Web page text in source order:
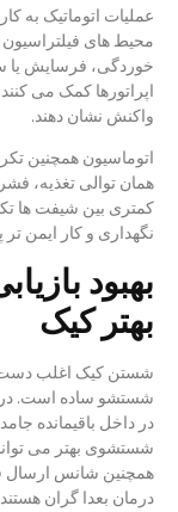
عملیات اتوماتیک به
محیط های
خوردگی، فرسایش یا
اپراتورها کمک می
واکنش نشان دهند.
اتوماسیون همچنین
همان توالی تغذیه،
کمتری بین شیفت ها
نگهداری و کار ایمن تر
بهبود
بهتر کیک
شستن کیک اغلب دست
شستشو ساده است. در
در داخل باقیمانده
شستشوی بهتر می
همچنین شانس ارسال
درمان بعدا گران